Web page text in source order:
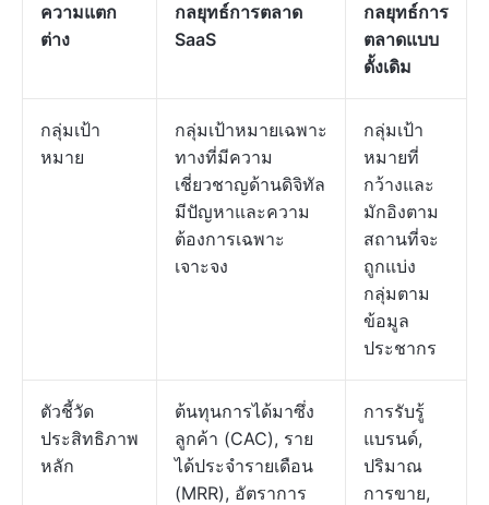
ความแตก
ต่าง
กลยุทธ์การตลาด
SaaS
กลยุทธ์การ
ตลาดแบบ
ดั้งเดิม
กลุ่มเป้า
หมาย
กลุ่มเป้าหมายเฉพาะ
ทางที่มีความ
เชี่ยวชาญด้านดิจิทัล
มีปัญหาและความ
ต้องการเฉพาะ
เจาะจง
กลุ่มเป้า
หมายที่
กว้างและ
มักอิงตาม
สถานที่จะ
ถูกแบ่ง
กลุ่มตาม
ข้อมูล
ประชากร
ตัวชี้วัด
ประสิทธิภาพ
หลัก
ต้นทุนการได้มาซึ่ง
ลูกค้า (CAC), ราย
ได้ประจำรายเดือน
(MRR), อัตราการ
การรับรู้
แบรนด์,
ปริมาณ
การขาย,